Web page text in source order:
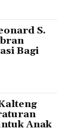
S.
Bagi
Anak